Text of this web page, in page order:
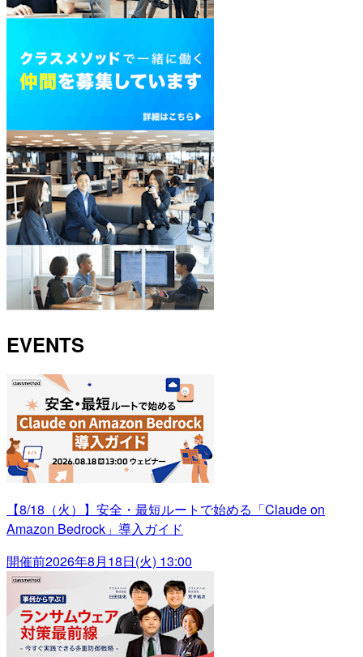
EVENTS
【8/18（火）】安全・最短ルートで始める「Claude on
Amazon Bedrock」導入ガイド
開催前2026年8月18日(火) 13:00